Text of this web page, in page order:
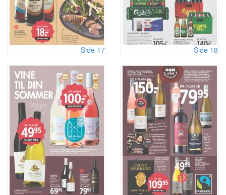
Side 17 Side 18